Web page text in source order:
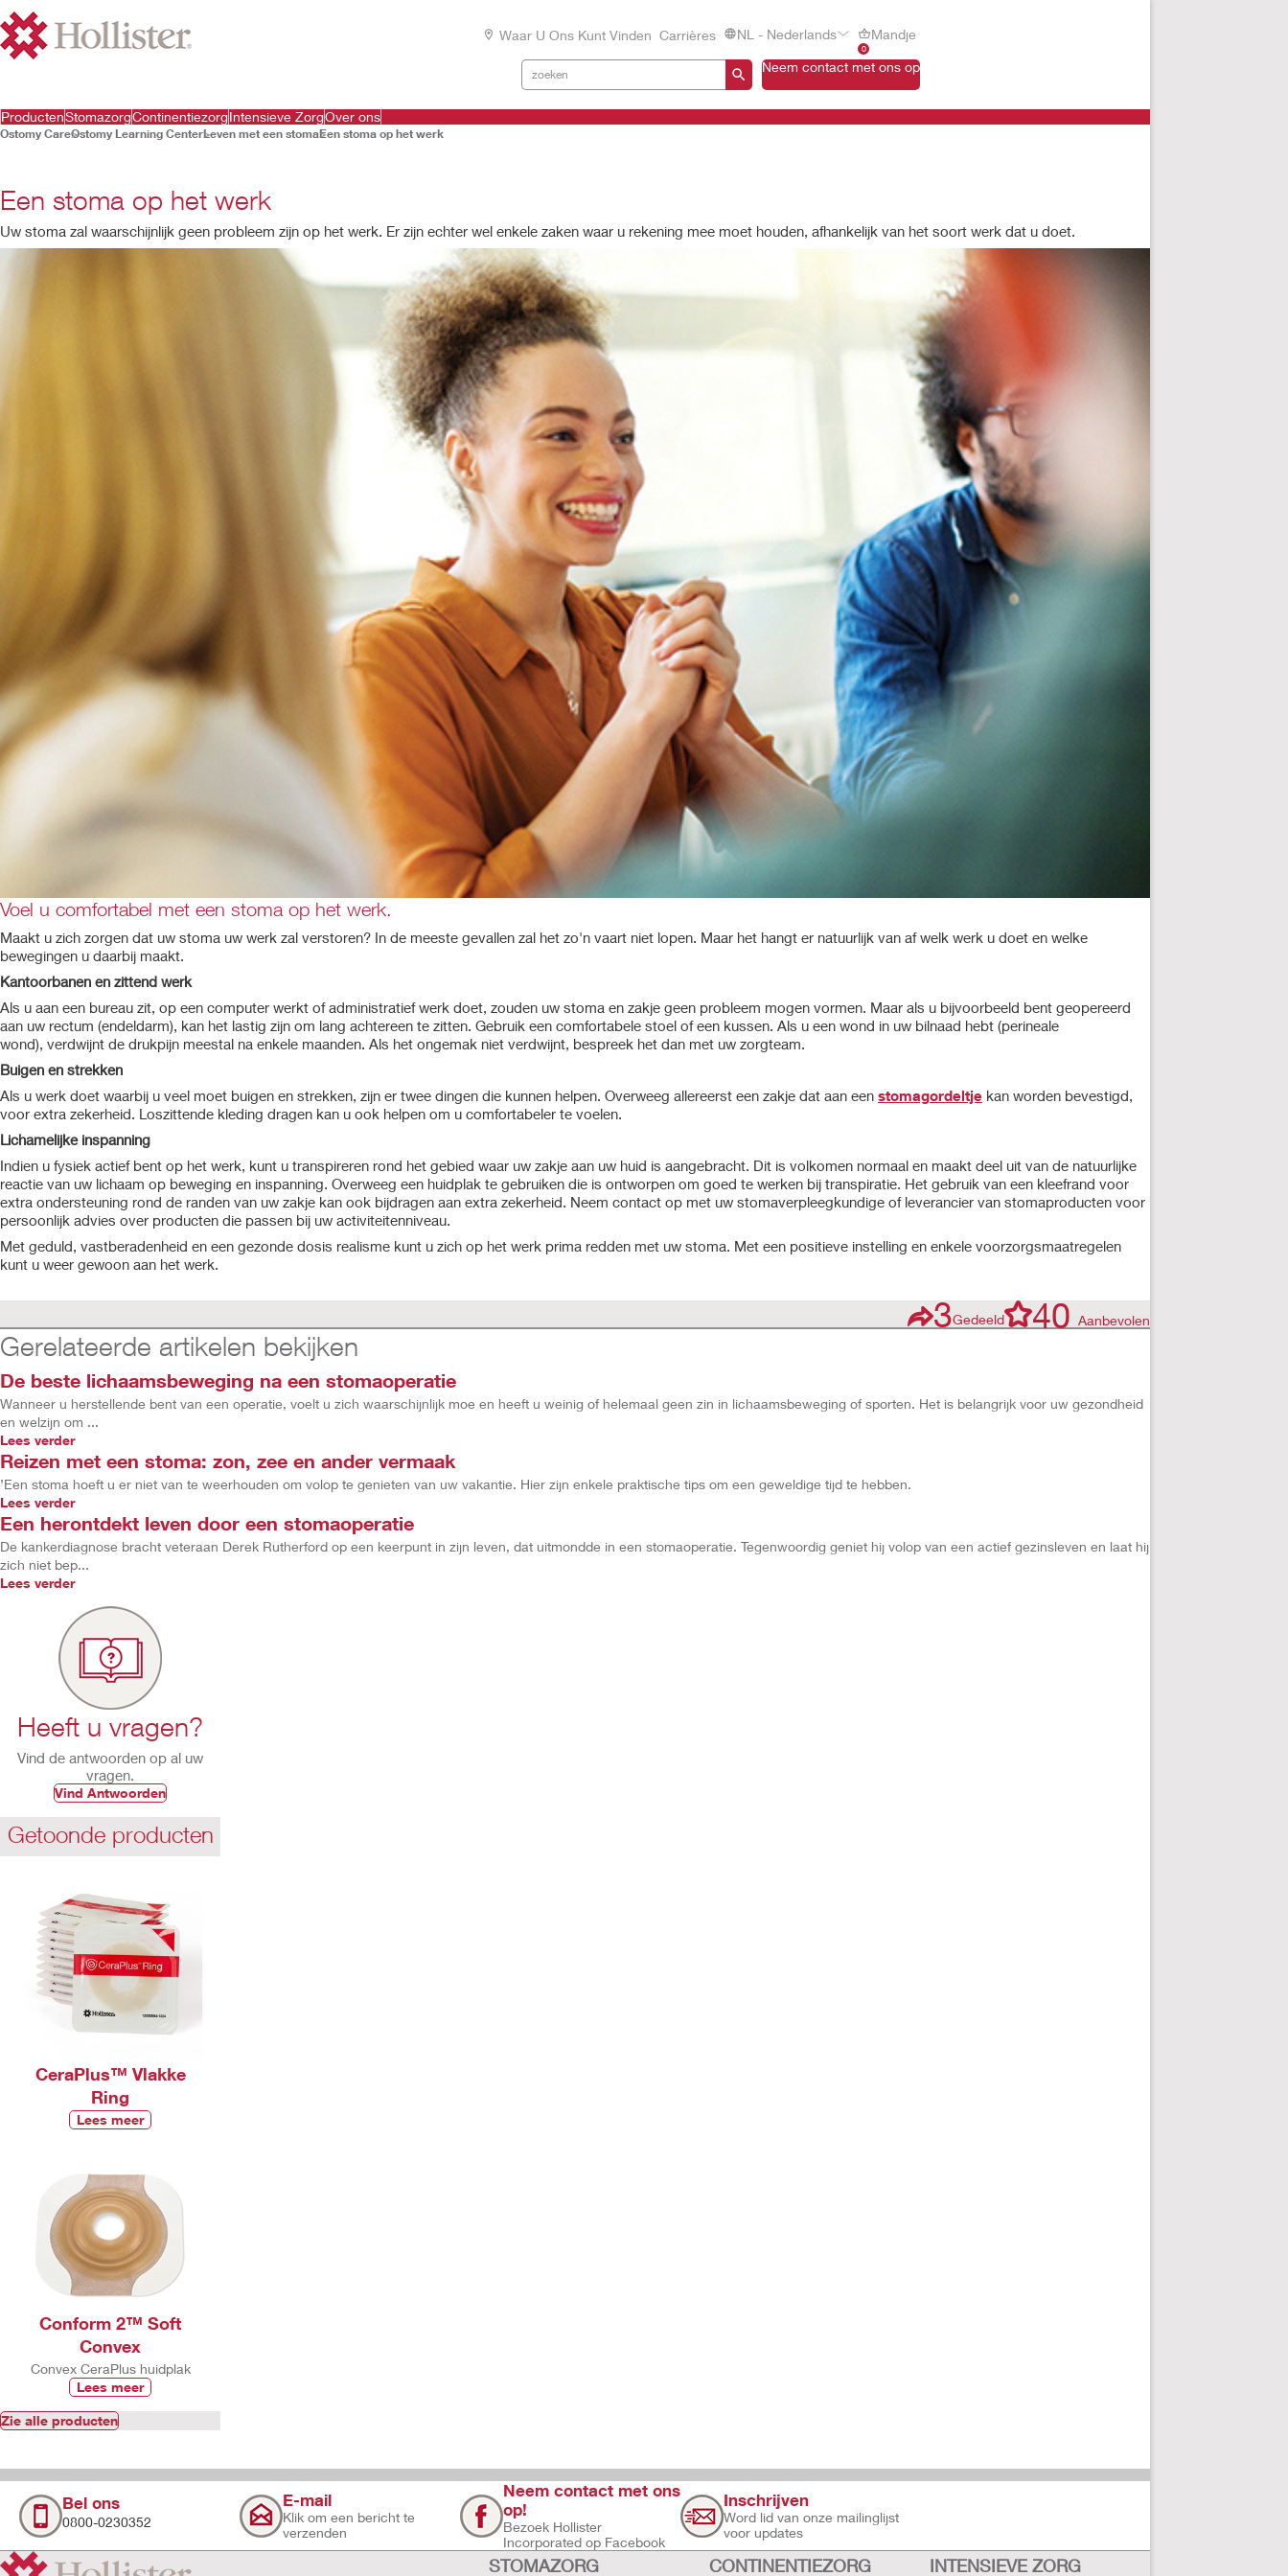
Waar U Ons Kunt Vinden Carrières NL - Nederlands
0
Mandje
Neem contact met ons op
ProductenStomazorgContinentiezorgIntensieve ZorgOver ons
Ostomy CareOstomy Learning CenterLeven met een stomaEen stoma op het werk
Een stoma op het werk
Uw stoma zal waarschijnlijk geen probleem zijn op het werk. Er zijn echter wel enkele zaken waar u rekening mee moet houden, afhankelijk van het soort werk dat u doet.
Voel u comfortabel met een stoma op het werk.
Maakt u zich zorgen dat uw stoma uw werk zal verstoren? In de meeste gevallen zal het zo'n vaart niet lopen. Maar het hangt er natuurlijk van af welk werk u doet en welke
bewegingen u daarbij maakt.
Kantoorbanen en zittend werk
Als u aan een bureau zit, op een computer werkt of administratief werk doet, zouden uw stoma en zakje geen probleem mogen vormen. Maar als u bijvoorbeeld bent geopereerd
aan uw rectum (endeldarm), kan het lastig zijn om lang achtereen te zitten. Gebruik een comfortabele stoel of een kussen. Als u een wond in uw bilnaad hebt (perineale
wond), verdwijnt de drukpijn meestal na enkele maanden. Als het ongemak niet verdwijnt, bespreek het dan met uw zorgteam.
Buigen en strekken
Als u werk doet waarbij u veel moet buigen en strekken, zijn er twee dingen die kunnen helpen. Overweeg allereerst een zakje dat aan een stomagordeltje kan worden bevestigd,
voor extra zekerheid. Loszittende kleding dragen kan u ook helpen om u comfortabeler te voelen.
Lichamelijke inspanning
Indien u fysiek actief bent op het werk, kunt u transpireren rond het gebied waar uw zakje aan uw huid is aangebracht. Dit is volkomen normaal en maakt deel uit van de natuurlijke
reactie van uw lichaam op beweging en inspanning. Overweeg een huidplak te gebruiken die is ontworpen om goed te werken bij transpiratie. Het gebruik van een kleefrand voor
extra ondersteuning rond de randen van uw zakje kan ook bijdragen aan extra zekerheid. Neem contact op met uw stomaverpleegkundige of leverancier van stomaproducten voor
persoonlijk advies over producten die passen bij uw activiteitenniveau.
Met geduld, vastberadenheid en een gezonde dosis realisme kunt u zich op het werk prima redden met uw stoma. Met een positieve instelling en enkele voorzorgsmaatregelen
kunt u weer gewoon aan het werk.
3Gedeeld 40 Aanbevolen
Gerelateerde artikelen bekijken
De beste lichaamsbeweging na een stomaoperatie
Wanneer u herstellende bent van een operatie, voelt u zich waarschijnlijk moe en heeft u weinig of helemaal geen zin in lichaamsbeweging of sporten. Het is belangrijk voor uw gezondheid
en welzijn om ...
Lees verder
Reizen met een stoma: zon, zee en ander vermaak
’Een stoma hoeft u er niet van te weerhouden om volop te genieten van uw vakantie. Hier zijn enkele praktische tips om een geweldige tijd te hebben.
Lees verder
Een herontdekt leven door een stomaoperatie
De kankerdiagnose bracht veteraan Derek Rutherford op een keerpunt in zijn leven, dat uitmondde in een stomaoperatie. Tegenwoordig geniet hij volop van een actief gezinsleven en laat hij
zich niet bep...
Lees verder
Heeft u vragen?
Vind de antwoorden op al uw
vragen.
Vind Antwoorden
Getoonde producten
CeraPlus™ Vlakke
Ring
Lees meer
Conform 2™ Soft
Convex
Convex CeraPlus huidplak
Lees meer
Zie alle producten
Bel ons
0800-0230352
E-mail
Klik om een bericht te
verzenden
Neem contact met ons
op!
Bezoek Hollister
Incorporated op Facebook
Inschrijven
Word lid van onze mailinglijst
voor updates
STOMAZORG CONTINENTIEZORG INTENSIEVE ZORG